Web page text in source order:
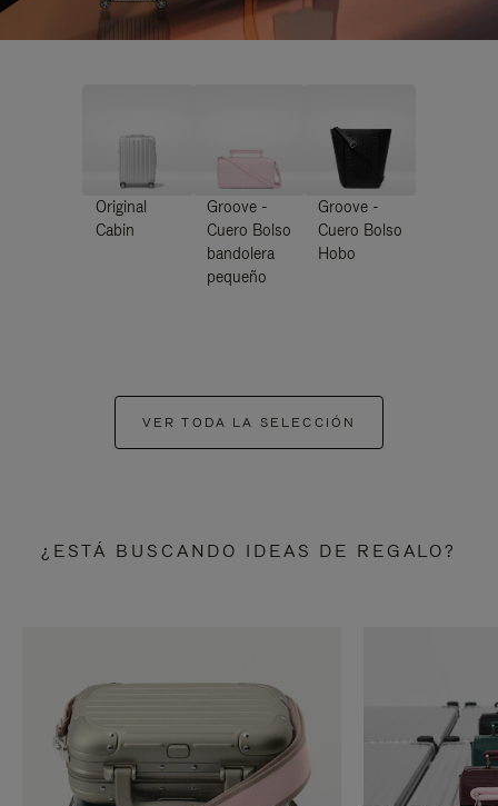
Original
Cabin
Groove -
Cuero Bolso
bandolera
pequeño
Groove -
Cuero Bolso
Hobo
VER TODA LA SELECCIÓN
¿ESTÁ BUSCANDO IDEAS DE REGALO?